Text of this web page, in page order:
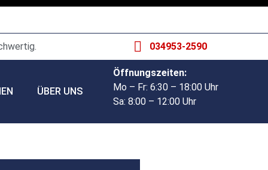
034953-2590
ÜBER UNS
Öffnungszeiten:
Mo – Fr: 6:30 – 18:00 Uhr
Sa: 8:00 – 12:00 Uhr